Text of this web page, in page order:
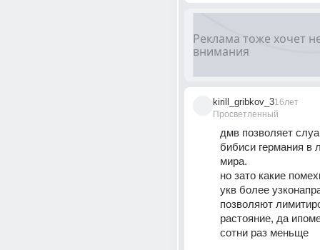
kirill_gribkov_3
Просветленный
16лет
дмв позволяет
бибиси германия в
мира.
но зато какие
укв более
позволяют
растояние, да
сотни раз меньще